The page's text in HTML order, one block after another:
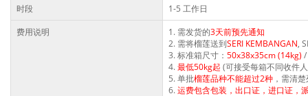
时段
1-5 工作日
费用说明
1. 需发货的3天前预先通知
2. 需将榴莲送到SERI KEMBANGAN,
3. 标准箱尺寸： 50x38x35cm (14kg) /
4.最低50kg起 (可接受每箱不同收件
5. 单批榴莲品种不能超过2种 ，需清
6.运费包含包装，出口证，进口证，